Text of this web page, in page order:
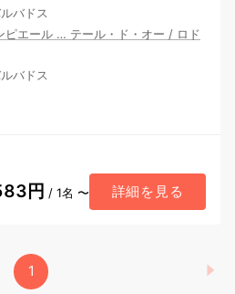
バドス
ピエール … テール・ド・オー / ロド
バドス
円 / 1名 〜 詳細を見る
1